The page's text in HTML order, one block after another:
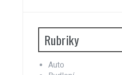
Rubriky
Auto